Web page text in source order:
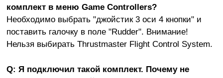
комплект в меню Game Controllers?
Необходимо выбрать "джойстик 3 оси 4 кнопки" и
поставить галочку в поле "Rudder". Внимание!
Нельзя выбирать Thrustmaster Flight Control System.
Q: Я подключил такой комплект. Почему не